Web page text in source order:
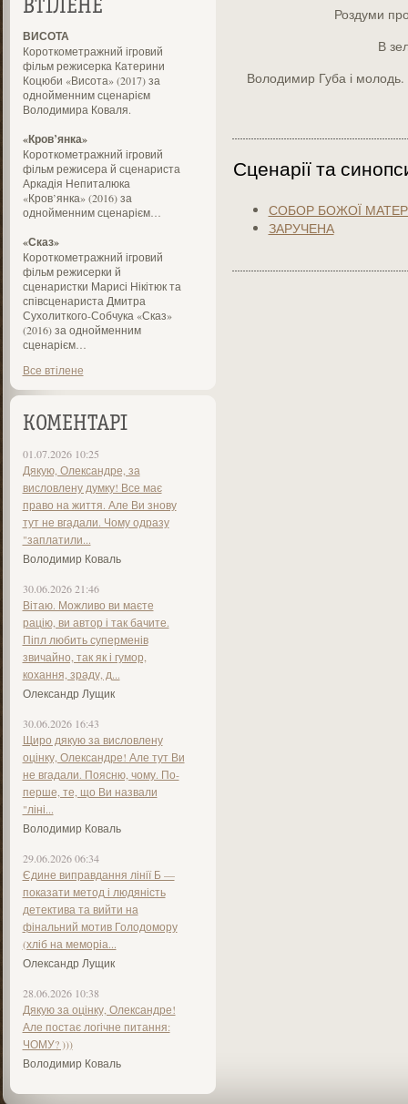
ВТІЛЕНЕ
ВИСОТА
Короткометражний ігровий
фільм режисерка Катерини
Коцюби «Висота» (2017) за
однойменним сценарієм
Володимира Коваля.
«Кров’янка»
Короткометражний ігровий
фільм режисера й сценариста
Аркадія Непиталюка
«Кров’янка» (2016) за
однойменним сценарієм…
«Сказ»
Короткометражний ігровий
фільм режисерки й
сценаристки Марисі Нікітюк та
співсценариста Дмитра
Сухолиткого-Собчука «Сказ»
(2016) за однойменним
сценарієм…
Все втілене
КОМЕНТАРІ
01.07.2026 10:25
Дякую, Олександре, за
висловлену думку! Все має
право на життя. Але Ви знову
тут не вгадали. Чому одразу
"заплатили...
Володимир Коваль
30.06.2026 21:46
Вітаю. Можливо ви маєте
рацію, ви автор і так бачите.
Піпл любить суперменів
звичайно, так як і гумор,
кохання, зраду, д...
Олександр Лущик
30.06.2026 16:43
Щиро дякую за висловлену
оцінку, Олександре! Але тут Ви
не вгадали. Поясню, чому. По-
перше, те, що Ви назвали
"ліні...
Володимир Коваль
29.06.2026 06:34
Єдине виправдання лінії Б —
показати метод і людяність
детектива та вийти на
фінальний мотив Голодомору
(хліб на меморіа...
Олександр Лущик
28.06.2026 10:38
Дякую за оцінку, Олександре!
Але постає логічне питання:
ЧОМУ? )))
Володимир Коваль
Роздуми
В
Володимир Губа і
Сценарії та
СОБОР БОЖОЇ
ЗАРУЧЕНА